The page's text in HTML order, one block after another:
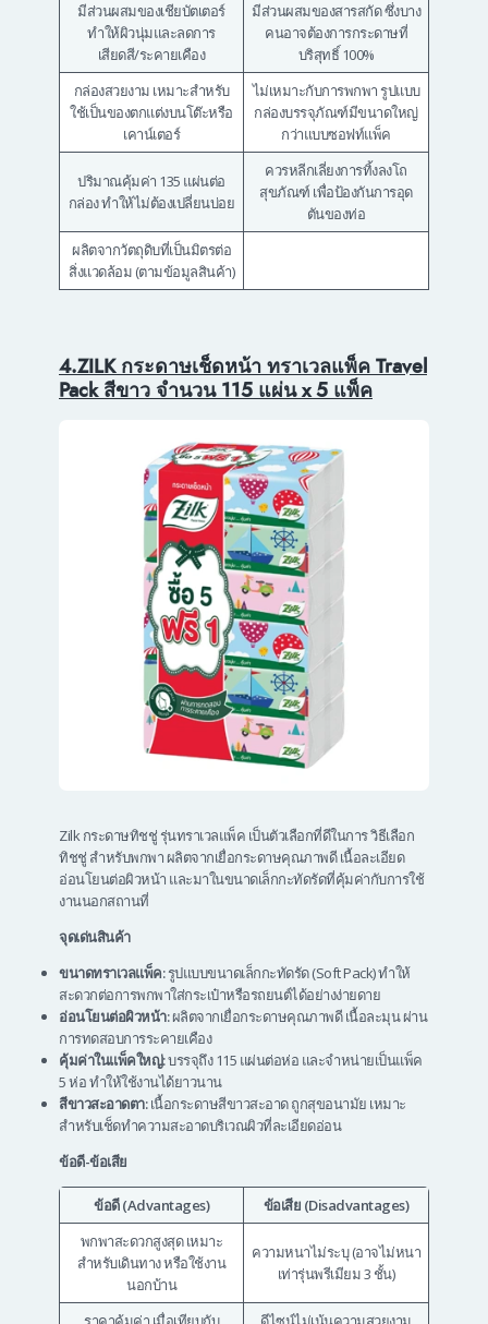
มีส่วนผสมของเชียบัตเตอร์
ทำให้ผิวนุ่มและลดการ
เสียดสี/ระคายเคือง
มีส่วนผสมของสารสกัด ซึ่งบาง
คนอาจต้องการกระดาษที่
บริสุทธิ์ 100%
กล่องสวยงาม เหมาะสำหรับ
ใช้เป็นของตกแต่งบนโต๊ะหรือ
เคาน์เตอร์
ไม่เหมาะกับการพกพา รูปแบบ
กล่องบรรจุภัณฑ์มีขนาดใหญ่
กว่าแบบซอฟท์แพ็ค
ปริมาณคุ้มค่า 135 แผ่นต่อ
กล่อง ทำให้ไม่ต้องเปลี่ยนบ่อย
ควรหลีกเลี่ยงการทิ้งลงโถ
สุขภัณฑ์ เพื่อป้องกันการอุด
ตันของท่อ
ผลิตจากวัตถุดิบที่เป็นมิตรต่อ
สิ่งแวดล้อม (ตามข้อมูลสินค้า)
4.ZILK กระดาษเช็ดหน้า ทราเวลแพ็ค Travel
Pack สีขาว จำนวน 115 แผ่น x 5 แพ็ค
Zilk กระดาษทิชชู่ รุ่นทราเวลแพ็ค เป็นตัวเลือกที่ดีในการ วิธีเลือก
ทิชชู่ สำหรับพกพา ผลิตจากเยื่อกระดาษคุณภาพดี เนื้อละเอียด
อ่อนโยนต่อผิวหน้า และมาในขนาดเล็กกะทัดรัดที่คุ้มค่ากับการใช้
งานนอกสถานที่
จุดเด่นสินค้า
ขนาดทราเวลแพ็ค:รูปแบบขนาดเล็กกะทัดรัด (Soft Pack) ทำให้
สะดวกต่อการพกพาใส่กระเป๋าหรือรถยนต์ได้อย่างง่ายดาย
อ่อนโยนต่อผิวหน้า:ผลิตจากเยื่อกระดาษคุณภาพดี เนื้อละมุน ผ่าน
การทดสอบการระคายเคือง
คุ้มค่าในแพ็คใหญ่:บรรจุถึง 115 แผ่นต่อห่อ และจำหน่ายเป็นแพ็ค
5 ห่อ ทำให้ใช้งานได้ยาวนาน
สีขาวสะอาดตา:เนื้อกระดาษสีขาวสะอาด ถูกสุขอนามัย เหมาะ
สำหรับเช็ดทำความสะอาดบริเวณผิวที่ละเอียดอ่อน
ข้อดี-ข้อเสีย
ข้อดี (Advantages)
ข้อเสีย (Disadvantages)
พกพาสะดวกสูงสุด เหมาะ
สำหรับเดินทาง หรือใช้งาน
นอกบ้าน
ความหนาไม่ระบุ (อาจไม่หนา
เท่ารุ่นพรีเมียม 3 ชั้น)